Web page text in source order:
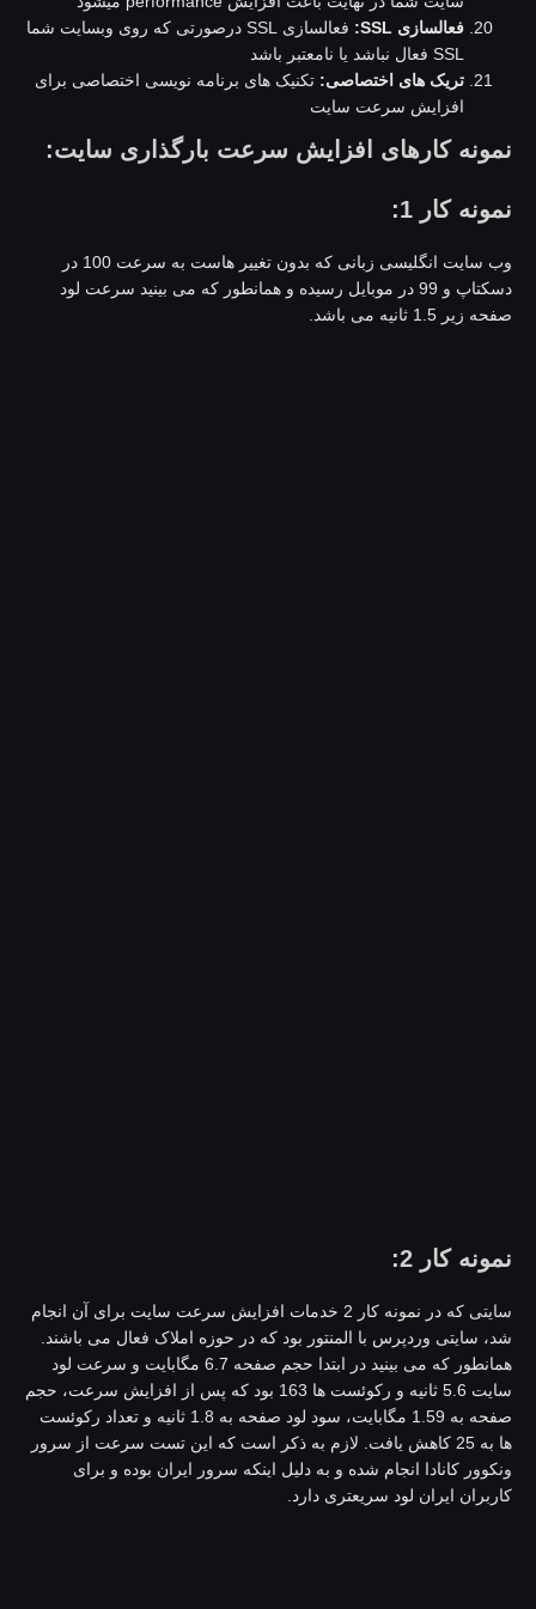
فعالسازی SSL:
فعالسازی SSL درصورتی که روی وبسایت شما
تریک های اختصاصی:تکنیک های برنامه نویسی اختصاصی برای
افزایش سرعت سایت
کارهای افزایش سرعت بارگذاری سایت:
کار 1:
وب سایت انگلیسی زبانی که بدون تغییر هاست به سرعت 100 در
دسکتاپ و 99 در موبایل رسیده و همانطور که می بینید سرعت لود
زیر 1.5 ثانیه می باشد.
کار 2:
سایتی که در نمونه کار 2 خدمات افزایش سرعت سایت برای آن انجام
سایتی وردپرس با المنتور بود که در حوزه املاک فعال می باشند.
همانطور که می بینید در ابتدا حجم صفحه 6.7 مگابایت و سرعت لود
سایت 5.6 ثانیه و رکوئست ها 163 بود که پس از افزایش سرعت، حجم
صفحه به 1.59 مگابایت، سود لود صفحه به 1.8 ثانیه و تعداد رکوئست
ها به 25 کاهش یافت. لازم به ذکر است که این تست سرعت از سرور
کانادا انجام شده و به دلیل اینکه سرور ایران بوده و برای
ایران لود سریعتری دارد.